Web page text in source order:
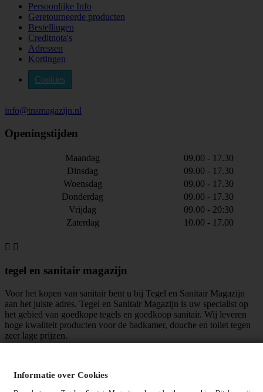
Persoonlijke Info
Geretourneerde producten
Bestellingen
Creditnota's
Adressen
Kortingen
Cookies
info@tnsmagazijn.nl
Openingstijden
Maandag
09.00 - 17.30
Dinsdag
09.00 - 17.30
Woensdag
09.00 - 17.30
Donderdag
09.00 - 17.30
Vrijdag
09.00 - 20:30
Zaterdag
10.00 - 17.00
 
tegel en sanitair magazijn
Voor het kopen van sanitair bent u bij Tegel en Sanitair Magazijn
aan het juiste adres. Tegel en Sanitair Magazijn is uw specialist op
het gebied van goedkope tegels en goedkoop sanitair. Wij leveren
hoge kwaliteit producten voor de badkamer, douche en toilet tegen
zeer lage prijzen.
Informatie over Cookies